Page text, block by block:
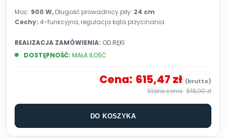
Moc: 900 W, Długość prowadnicy piły: 24 cm
Cechy: 4-funkcyjna, regulacja kąta przycinania
DOSTĘPNOŚĆ: MAŁA ILOŚĆ
REALIZACJA ZAMÓWIENIA: OD RĘKI
Cena: 615,47 zł
818,00 zł
DO KOSZYKA